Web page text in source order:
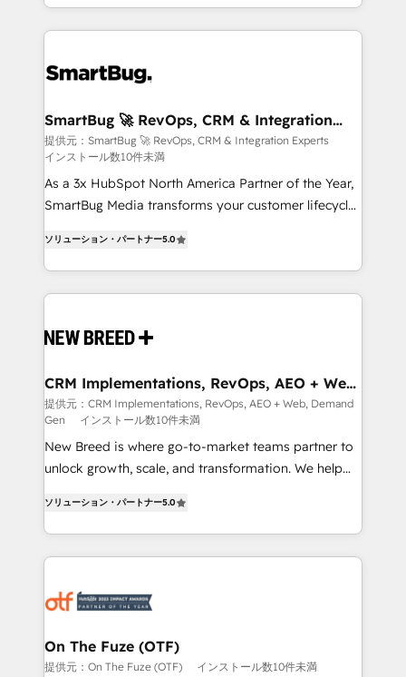
ード受賞・HUGリーダー ✓ ISO27001:2022 /
ISO9001:2015 取得 ✓ 400社以上の導入実績 ✓
状整理の壁打ちなど、構想段階からお気軽にお問い合わ
せください。
intelligence to conversational AI, we turn data into
action and automation into competitive advantage.
accreditations
and engineer a portal that drives predictable
revenue velocity. 🚀 GTM Strategy & Alignment
stalling growth. Fix your ICP, Math, and Story to stop
Scalable Architecture: Zero-technical-debt setup
across all Hubs, validated by our 7 HubSpot
Accreditations. AI-Powered RevOps: Breeze AI,
custom AI agents, and high-integrity migrations for
total reporting clarity. Security & Compliance: SOC 2
security. 🏆 Why Bluleadz? GTM OS Partner | 16+
Years Experience | 1,000+ Five-Star Reviews
SmartBug 🚀 RevOps, CRM & Integration
Experts
提供元：SmartBug 🚀 RevOps, CRM & Integration Experts
インストール数10件未満
As a 3x HubSpot North America Partner of the Year,
SmartBug Media transforms your customer lifecycle
includes specialized divisions Globalia (AI &
Software) and Point Success Media (Paid Media),
making this the official home for all three brands. 🔄
and system integrations powered by Globalia’s
trainers to drive platform adoption. 📈 Revenue
Generation - Full-funnel marketing and high-
performance advertising via Point Success Media. -
Expert deployment of Breeze AI and custom agents
to automate growth. 🏆 Elite Excellence - 8 platform
expertise. - A team of 250+ experts dedicated to
your resilient growth.
ソリューション・パートナー5.0
CRM Implementations, RevOps, AEO + Web,
Demand Gen
提供元：CRM Implementations, RevOps, AEO + Web, Demand
Gen
インストール数10件未満
New Breed is where go-to-market teams partner to
unlock growth, scale, and transformation. We help
customer platform and operationalize HubSpot’s
Loop Marketing framework through expert-led
services, smart agents, and purpose-built apps,
results, fast. ⚙️CRM & RevOps: Align all Hubs to your
🎯Demand Gen & ABM: Drive pipeline with inbound,
ABM, AEO, SEO, & paid media. 👩‍💻Web Design:
ソリューション・パートナー5.0
On The Fuze (OTF)
提供元：On The Fuze (OTF) インストール数10件未満